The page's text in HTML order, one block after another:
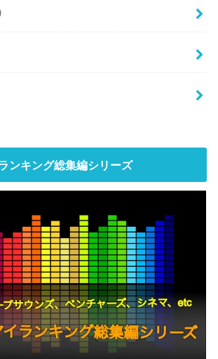
ンキング総集編シリーズ